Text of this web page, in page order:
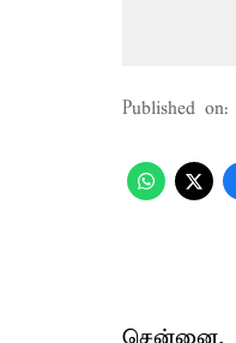
Published on: